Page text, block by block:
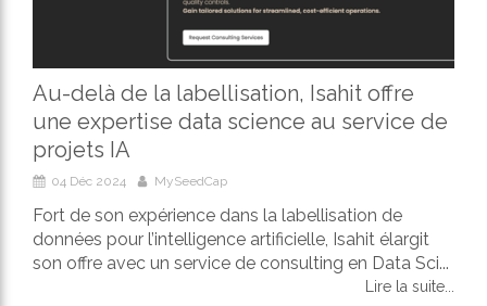
Au-delà de la labellisation, Isahit offre
une expertise data science au service de
projets IA
04 Déc 2024 MySeedCap
Fort de son expérience dans la labellisation de
données pour l’intelligence artificielle, Isahit élargit
son offre avec un service de consulting en Data Sci...
Lire la suite...